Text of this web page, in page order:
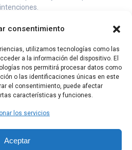
consentimiento
utilizamos tecnologías como las
a la información del dispositivo. El
nos permitirá procesar datos como
o las identificaciones únicas en este
el consentimiento, puede afectar
características y funciones.
los servicios
Aceptar
el Dios de Najor sea nuestro juez».
sobre la Montaña, e invitó a sus
Ellos comieron y pasaron la
Capítulo Siguiente